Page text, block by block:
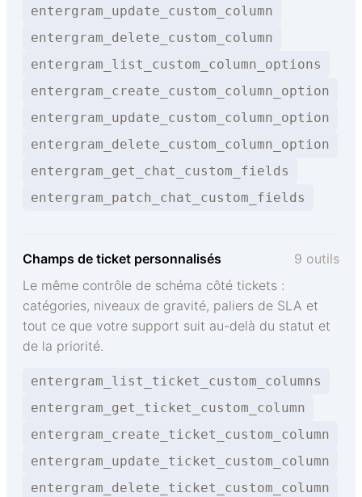
entergram_update_custom_column
entergram_delete_custom_column
entergram_list_custom_column_options
entergram_create_custom_column_option
entergram_update_custom_column_option
entergram_delete_custom_column_option
entergram_get_chat_custom_fields
entergram_patch_chat_custom_fields
Champs de ticket personnalisés
9 outils
Le même contrôle de schéma côté tickets :
catégories, niveaux de gravité, paliers de SLA et
tout ce que votre support suit au-delà du statut et
de la priorité.
entergram_list_ticket_custom_columns
entergram_get_ticket_custom_column
entergram_create_ticket_custom_column
entergram_update_ticket_custom_column
entergram_delete_ticket_custom_column